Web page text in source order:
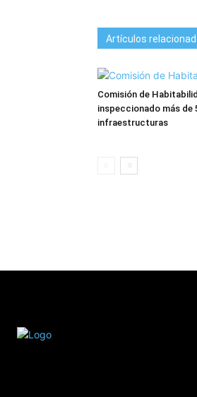
Artículos
Comisión de
inspeccionado más de
infraestructuras